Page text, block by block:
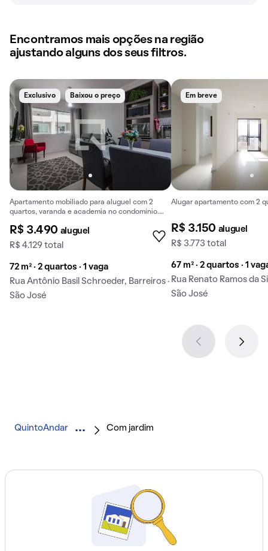
Encontramos mais opções na região
ajustando alguns dos seus filtros.
Exclusivo Baixou o preço
Apartamento mobiliado para aluguel com 2
quartos, varanda e academia no condomínio.
R$ 3.490 aluguel
R$ 4.129 total
72 m² · 2 quartos · 1 vaga
Rua Antônio Basil Schroeder, Barreiros ·
São José
Em breve
Alugar apartamento com 2
R$ 3.150 aluguel
R$ 3.773 total
67 m² · 2 quartos · 1
Rua Renato Ramos da
São José
QuintoAndar Com jardim